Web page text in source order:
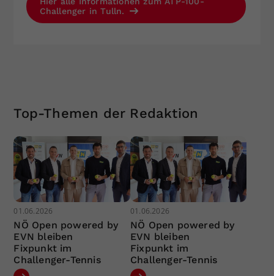
Challenger in Tulln.
Top-Themen der Redaktion
01.06.2026
NÖ Open powered by
EVN bleiben
Fixpunkt im
Challenger-Tennis
01.06.2026
NÖ Open powered by
EVN bleiben
Fixpunkt im
Challenger-Tennis